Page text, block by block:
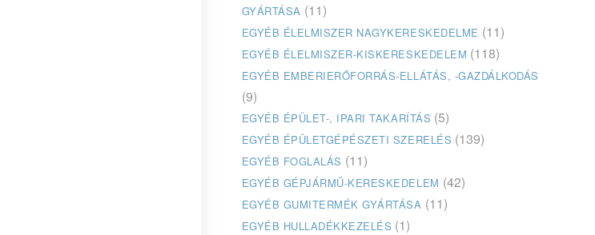
GYÁRTÁSA (11)
EGYÉB ÉLELMISZER NAGYKERESKEDELME (11)
EGYÉB ÉLELMISZER-KISKERESKEDELEM (118)
EGYÉB EMBERIERŐFORRÁS-ELLÁTÁS, -GAZDÁLKODÁS
(9)
EGYÉB ÉPÜLET-, IPARI TAKARÍTÁS (5)
EGYÉB ÉPÜLETGÉPÉSZETI SZERELÉS (139)
EGYÉB FOGLALÁS (11)
EGYÉB GÉPJÁRMŰ-KERESKEDELEM (42)
EGYÉB GUMITERMÉK GYÁRTÁSA (11)
EGYÉB HULLADÉKKEZELÉS (1)